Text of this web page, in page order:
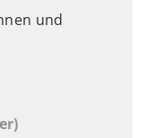
und